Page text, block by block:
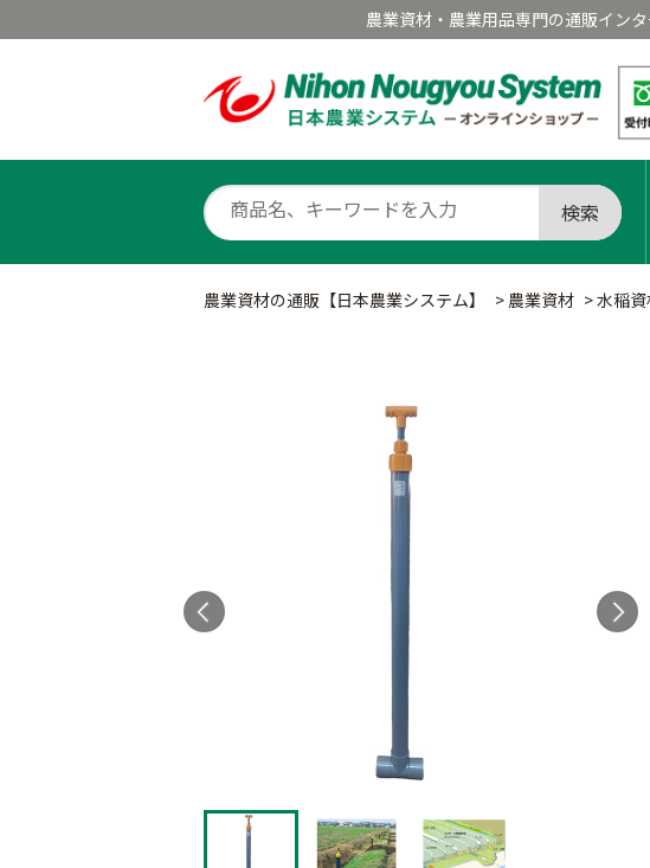
農業資材・農業用品専門の通販イン
検索
農業資材の通販【日本農業システム】 > 農業資材 >水稲